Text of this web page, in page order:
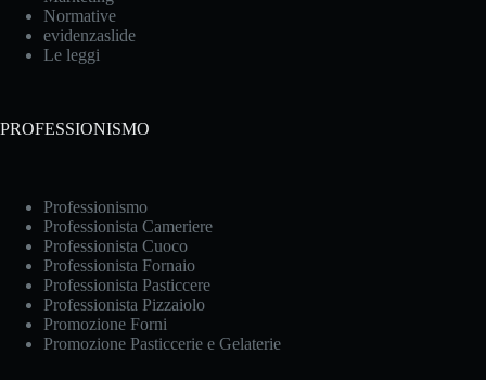
Normative
evidenzaslide
Le leggi
PROFESSIONISMO
Professionismo
Professionista Cameriere
Professionista Cuoco
Professionista Fornaio
Professionista Pasticcere
Professionista Pizzaiolo
Promozione Forni
Promozione Pasticcerie e Gelaterie